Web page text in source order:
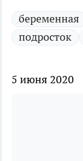
беременная
подросток
5 июня 2020